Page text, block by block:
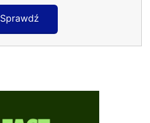
Sprawdź